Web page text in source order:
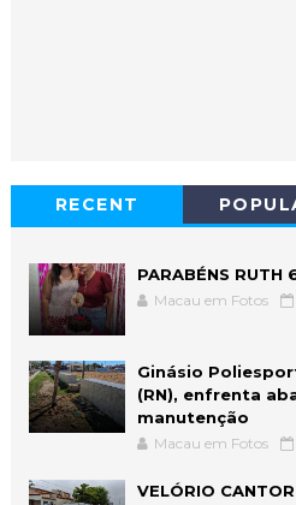
RECENT
PARABÉNS RUTH
Macau em Fotos
Ginásio
(RN), enfrenta
manutenção
Macau em Fotos
VELÓRIO